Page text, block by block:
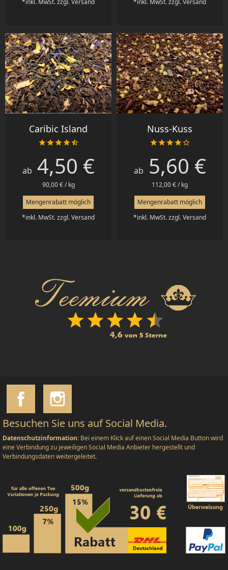
*inkl. MwSt. zzgl. Versand
*inkl. MwSt. zzgl. Versand
Caribic Island

Preis
ab 4,50 €
90,00 € / kg
Mengenrabatt möglich
*inkl. MwSt. zzgl. Versand
Nuss-Kuss

Preis
ab 5,60 €
112,00 € / kg
Mengenrabatt möglich
*inkl. MwSt. zzgl. Versand
Besuchen Sie uns auf Social Media.
Datenschutzinformation: Bei einem Klick auf einen Social Media Button wird
eine Verbindung zu jeweiligen Social Media Anbieter hergestellt und
Verbindungsdaten weitergeleitet.